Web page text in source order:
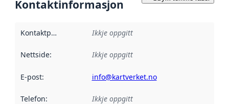
Kontaktinformasjon
Kontaktpunkt Ikkje oppgitt
Nettside: Ikkje oppgitt
E-post: info@kartverket.no
Telefon: Ikkje oppgitt